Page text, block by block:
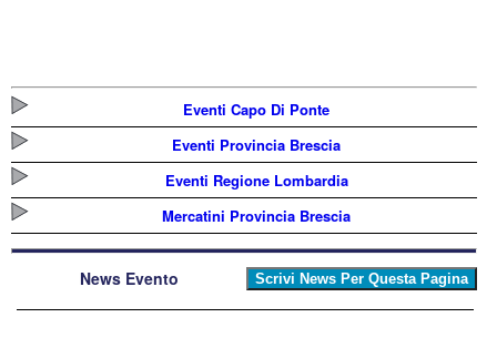
Eventi Capo Di Ponte
Eventi Provincia Brescia
Eventi Regione Lombardia
Mercatini Provincia Brescia
News Evento